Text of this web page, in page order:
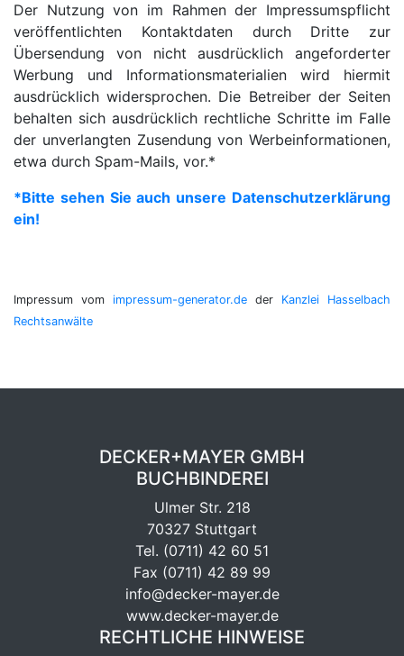
Der Nutzung von im Rahmen der Impressumspflicht
veröffentlichten Kontaktdaten durch Dritte zur
Übersendung von nicht ausdrücklich angeforderter
Werbung und Informationsmaterialien wird hiermit
ausdrücklich widersprochen. Die Betreiber der Seiten
behalten sich ausdrücklich rechtliche Schritte im Falle
der unverlangten Zusendung von Werbeinformationen,
etwa durch Spam-Mails, vor.*
*Bitte sehen Sie auch unsere Datenschutzerklärung
ein!
Impressum vom impressum-generator.de der Kanzlei Hasselbach
Rechtsanwälte
DECKER+MAYER GMBH
BUCHBINDEREI
Ulmer Str. 218
70327 Stuttgart
Tel. (0711) 42 60 51
Fax (0711) 42 89 99
info@decker-mayer.de
www.decker-mayer.de
RECHTLICHE HINWEISE